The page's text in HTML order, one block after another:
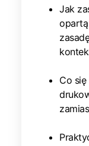
Jak
Co